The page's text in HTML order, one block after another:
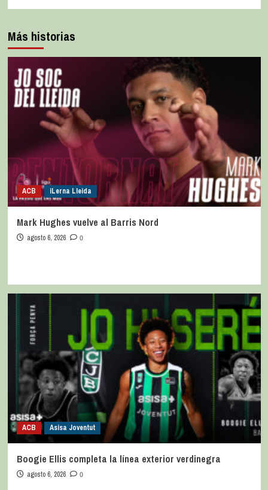
Más historias
ACB iLerna Lleida
Mark Hughes vuelve al Barris Nord
agosto 6, 2026 0
ACB Asisa Joventut
Boogie Ellis completa la línea exterior verdinegra
agosto 6, 2026 0